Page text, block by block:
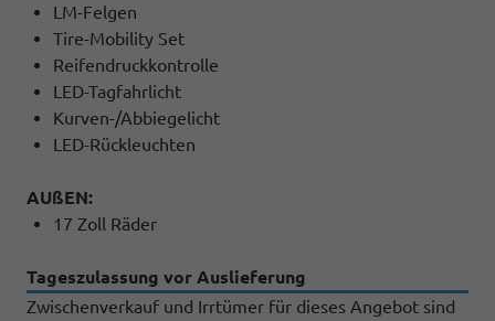
LM-Felgen
Tire-Mobility Set
Reifendruckkontrolle
LED-Tagfahrlicht
Kurven-/Abbiegelicht
LED-Rückleuchten
AUßEN:
17 Zoll Räder
Tageszulassung vor Auslieferung
Zwischenverkauf und Irrtümer für dieses Angebot sind